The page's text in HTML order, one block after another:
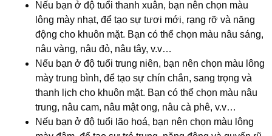
Nếu bạn ở độ tuổi thanh xuân, bạn nên chọn màu
lông mày nhạt, để tạo sự tươi mới, rạng rỡ và năng
động cho khuôn mặt. Bạn có thể chọn màu nâu sáng,
nâu vàng, nâu đỏ, nâu tây, v.v…
Nếu bạn ở độ tuổi trung niên, bạn nên chọn màu lông
mày trung bình, để tạo sự chín chắn, sang trọng và
thanh lịch cho khuôn mặt. Bạn có thể chọn màu nâu
trung, nâu cam, nâu mật ong, nâu cà phê, v.v…
Nếu bạn ở độ tuổi lão hoá, bạn nên chọn màu lông